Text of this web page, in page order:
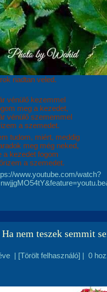
riadtan veled.
vénülő kezemmel
meg a kezedet,
vénülő szememmel
a szemedet.
tudom, miért, meddig
meg még neked,
a kezedet fogom
a szemedet.
www.youtube.com/watch?
Ha nem teszek semmit
| [Törölt felhasználó] | 0